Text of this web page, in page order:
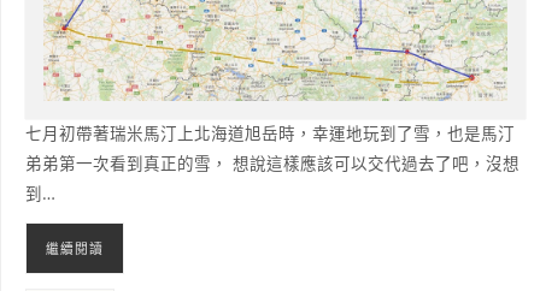
七月初帶著瑞米馬汀上北海道旭岳時，幸運地玩到了雪，也是馬汀
弟弟第一次看到真正的雪， 想說這樣應該可以交代過去了吧，沒想
到…
繼續閱讀